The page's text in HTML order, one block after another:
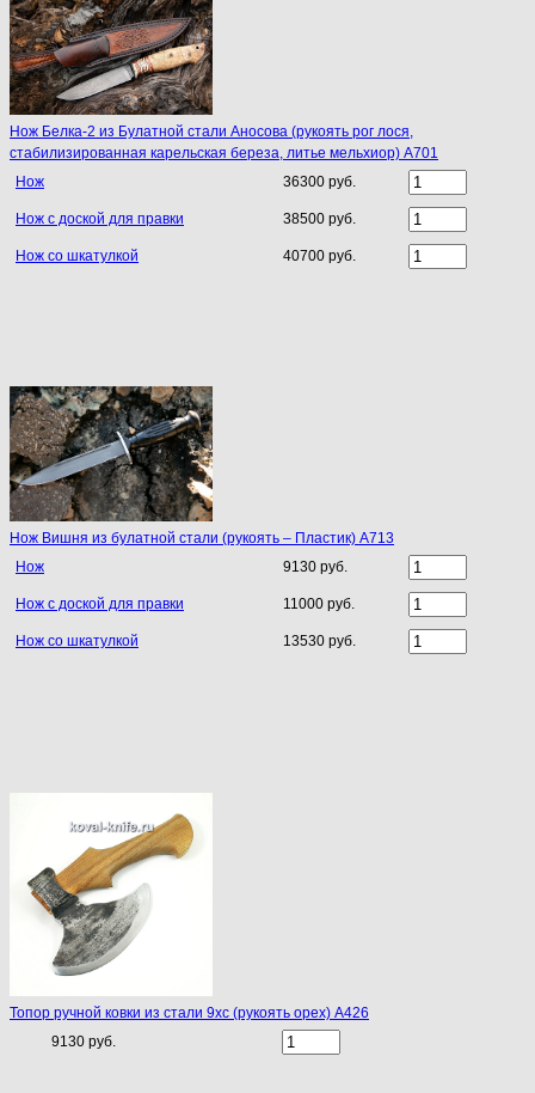
Нож Белка-2 из Булатной стали Аносова (рукоять рог лося,
стабилизированная карельская береза, литье мельхиор) A701
Нож
36300 руб.
Нож с доской для правки 38500 руб.
Нож со шкатулкой 40700 руб.
Нож Вишня из булатной стали (рукоять – Пластик) A713
Нож
9130 руб.
Нож с доской для правки 11000 руб.
Нож со шкатулкой 13530 руб.
Топор ручной ковки из стали 9хс (рукоять орех) A426
9130 руб.